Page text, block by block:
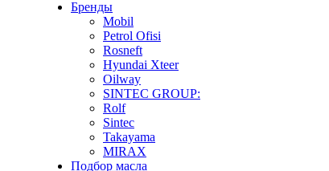
Бренды
Mobil
Petrol Ofisi
Rosneft
Hyundai Xteer
Oilway
SINTEC GROUP:
Rolf
Sintec
Takayama
MIRAX
Подбор масла